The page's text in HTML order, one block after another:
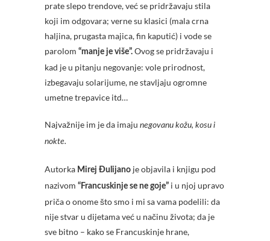
prate slepo trendove, već se pridržavaju stila
koji im odgovara; verne su klasici (mala crna
haljina, prugasta majica, fin kaputić) i vode se
parolom “manje je više”. Ovog se pridržavaju i
kad je u pitanju negovanje: vole prirodnost,
izbegavaju solarijume, ne stavljaju ogromne
umetne trepavice itd…
Najvažnije im je da imaju negovanu kožu, kosu i
nokte.
Autorka Mirej Đulijano je objavila i knjigu pod
nazivom “Francuskinje se ne goje” i u njoj upravo
priča o onome što smo i mi sa vama podelili: da
nije stvar u dijetama već u načinu života; da je
sve bitno – kako se Francuskinje hrane,